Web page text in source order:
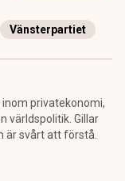
Vänsterpartiet
privatekonomi,
världspolitik. Gillar
är svårt att förstå.